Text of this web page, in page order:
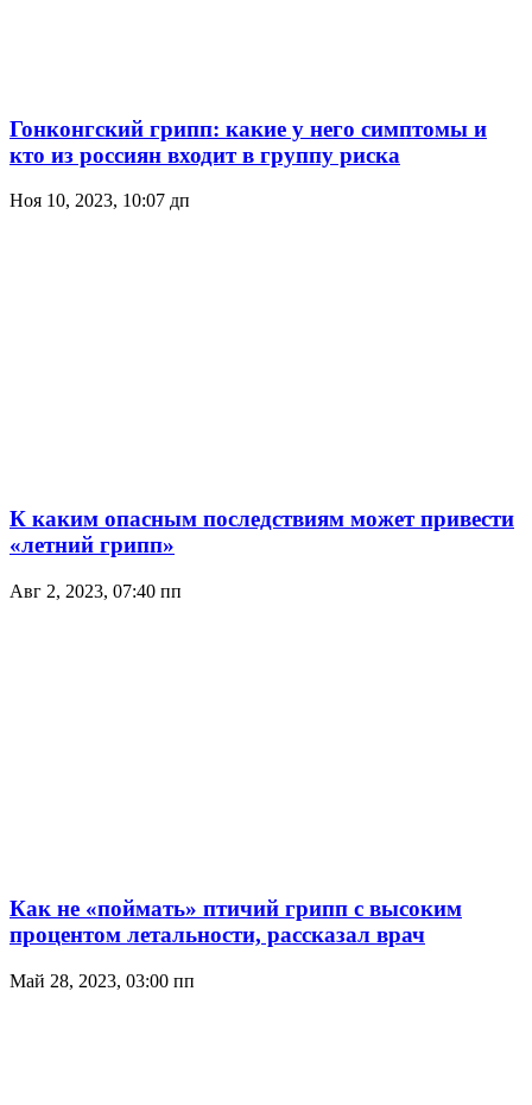
Гонконгский грипп: какие у него симптомы и
кто из россиян входит в группу риска
Ноя 10, 2023, 10:07 дп
К каким опасным последствиям может привести
«летний грипп»
Авг 2, 2023, 07:40 пп
Как не «поймать» птичий грипп с высоким
процентом летальности, рассказал врач
Май 28, 2023, 03:00 пп